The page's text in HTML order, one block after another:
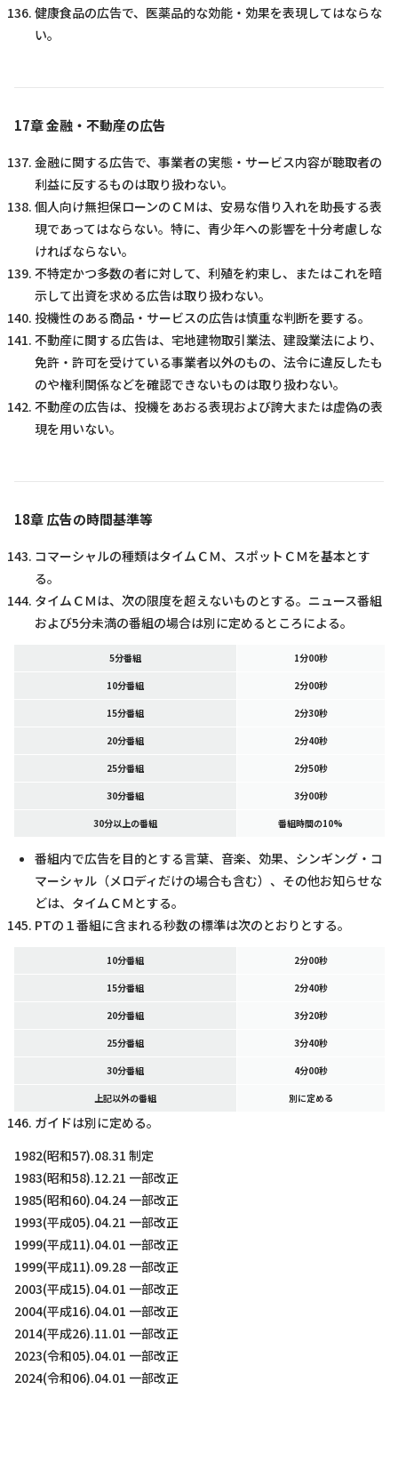
健康食品の広告で、医薬品的な効能・効果を表現してはならな
い。
17章 金融・不動産の広告
金融に関する広告で、事業者の実態・サービス内容が聴取者の
利益に反するものは取り扱わない。
個人向け無担保ローンのＣＭは、安易な借り入れを助長する表
現であってはならない。特に、青少年への影響を十分考慮しな
ければならない。
不特定かつ多数の者に対して、利殖を約束し、またはこれを暗
示して出資を求める広告は取り扱わない。
投機性のある商品・サービスの広告は慎重な判断を要する。
不動産に関する広告は、宅地建物取引業法、建設業法により、
免許・許可を受けている事業者以外のもの、法令に違反したも
のや権利関係などを確認できないものは取り扱わない。
不動産の広告は、投機をあおる表現および誇大または虚偽の表
現を用いない。
18章 広告の時間基準等
コマーシャルの種類はタイムＣＭ、スポットＣＭを基本とす
る。
タイムＣＭは、次の限度を超えないものとする。ニュース番組
および5分未満の番組の場合は別に定めるところによる。
5分番組 1分00秒
10分番組 2分00秒
15分番組 2分30秒
20分番組 2分40秒
25分番組 2分50秒
30分番組 3分00秒
30分以上の番組 番組時間の10%
番組内で広告を目的とする言葉、音楽、効果、シンギング・コ
マーシャル（メロディだけの場合も含む）、その他お知らせな
どは、タイムＣＭとする。
PTの１番組に含まれる秒数の標準は次のとおりとする。
10分番組 2分00秒
15分番組 2分40秒
20分番組 3分20秒
25分番組 3分40秒
30分番組 4分00秒
上記以外の番組 別に定める
ガイドは別に定める。
1982(昭和57).08.31 制定
1983(昭和58).12.21 一部改正
1985(昭和60).04.24 一部改正
1993(平成05).04.21 一部改正
1999(平成11).04.01 一部改正
1999(平成11).09.28 一部改正
2003(平成15).04.01 一部改正
2004(平成16).04.01 一部改正
2014(平成26).11.01 一部改正
2023(令和05).04.01 一部改正
2024(令和06).04.01 一部改正